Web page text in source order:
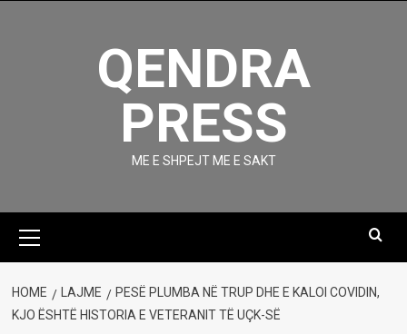
QENDRA
PRESS
ME E SHPEJT ME E SAKT
Menu
HOME LAJME
PESË PLUMBA NË TRUP DHE E KALOI COVIDIN,
KJO ËSHTË HISTORIA E VETERANIT TË UÇK-SË